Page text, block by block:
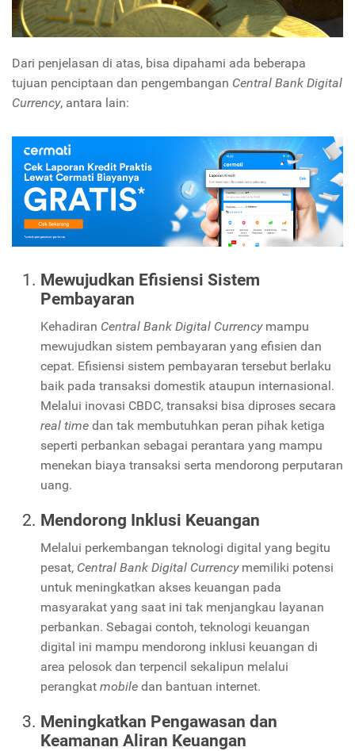
Dari penjelasan di atas, bisa dipahami ada beberapa
tujuan penciptaan dan pengembangan Central Bank Digital
Currency, antara lain:
Mewujudkan Efisiensi Sistem
Pembayaran
Kehadiran Central Bank Digital Currency mampu
mewujudkan sistem pembayaran yang efisien dan
cepat. Efisiensi sistem pembayaran tersebut berlaku
baik pada transaksi domestik ataupun internasional.
Melalui inovasi CBDC, transaksi bisa diproses secara
real time dan tak membutuhkan peran pihak ketiga
seperti perbankan sebagai perantara yang mampu
menekan biaya transaksi serta mendorong perputaran
uang.
Mendorong Inklusi Keuangan
Melalui perkembangan teknologi digital yang begitu
pesat, Central Bank Digital Currency memiliki potensi
untuk meningkatkan akses keuangan pada
masyarakat yang saat ini tak menjangkau layanan
perbankan. Sebagai contoh, teknologi keuangan
digital ini mampu mendorong inklusi keuangan di
area pelosok dan terpencil sekalipun melalui
perangkat mobile dan bantuan internet.
Meningkatkan Pengawasan dan
Keamanan Aliran Keuangan